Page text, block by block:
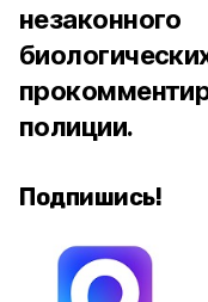
полиции.
Подпишись!